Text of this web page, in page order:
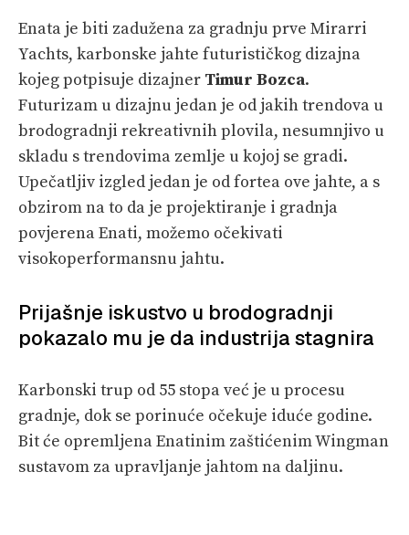
Enata je biti zadužena za gradnju prve Mirarri
Yachts, karbonske jahte futurističkog dizajna
kojeg potpisuje dizajner Timur Bozca.
Futurizam u dizajnu jedan je od jakih trendova u
brodogradnji rekreativnih plovila, nesumnjivo u
skladu s trendovima zemlje u kojoj se gradi.
Upečatljiv izgled jedan je od fortea ove jahte, a s
obzirom na to da je projektiranje i gradnja
povjerena Enati, možemo očekivati
visokoperformansnu jahtu.
Prijašnje iskustvo u brodogradnji
pokazalo mu je da industrija stagnira
Karbonski trup od 55 stopa već je u procesu
gradnje, dok se porinuće očekuje iduće godine.
Bit će opremljena Enatinim zaštićenim Wingman
sustavom za upravljanje jahtom na daljinu.